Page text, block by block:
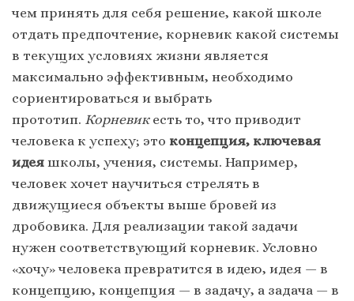
чем принять для себя решение, какой школе
отдать предпочтение, корневик какой системы
в текущих условиях жизни является
максимально эффективным, необходимо
сориентироваться и выбрать
прототип. Корневикесть то, что приводит
человека к успеху; это концепция, ключевая
идея школы, учения, системы. Например,
человек хочет научиться стрелять в
движущиеся объекты выше бровей из
дробовика. Для реализации такой задачи
нужен соответствующий корневик. Условно
«хочу» человека превратится в идею, идея — в
концепцию, концепция — в задачу, а задача — в